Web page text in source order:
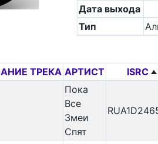
Дата выхода
Тип
ТРЕКА АРТИСТ ISRC
Пока
Все
Змеи
Спят